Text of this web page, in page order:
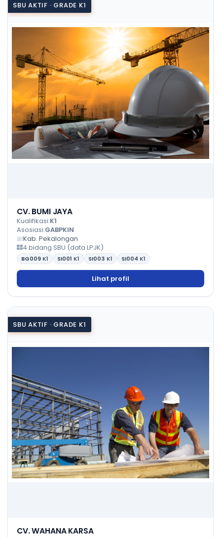
SBU AKTIF · GRADE K1
CV. BUMI JAYA
Kualifikasi:K1
Asosiasi:GABPKIN
Kab. Pekalongan
4 bidang SBU (data LPJK)
BG009 K1 SI001 K1 SI003 K1 SI004 K1
Lihat profil
SBU AKTIF · GRADE K1
CV. WAHANA KARSA